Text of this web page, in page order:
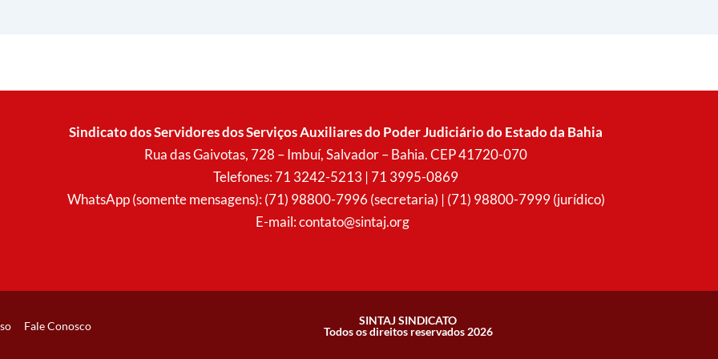
Sindicato dos Servidores dos Serviços Auxiliares do Poder Judiciário do Estado da Bahia
Rua das Gaivotas, 728 – Imbuí, Salvador – Bahia. CEP 41720-070
Telefones: 71 3242-5213 | 71 3995-0869
WhatsApp (somente mensagens): (71) 98800-7996 (secretaria) | (71) 98800-7999 (jurídico)
E-mail:contato@sintaj.org
Fale Conosco
SINTAJ SINDICATO
Todos os direitos reservados 2026